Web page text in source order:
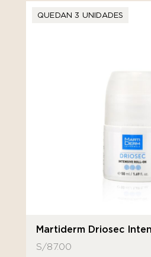
QUEDAN 3 UNIDADES
Martiderm Driosec
S/87.00